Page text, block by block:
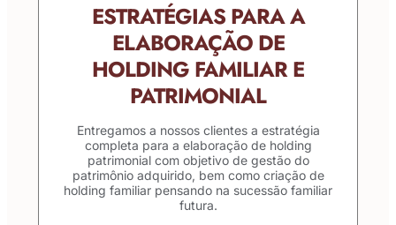
ESTRATÉGIAS PARA A
ELABORAÇÃO DE
HOLDING FAMILIAR E
PATRIMONIAL
Entregamos a nossos clientes a estratégia
completa para a elaboração de holding
patrimonial com objetivo de gestão do
patrimônio adquirido, bem como criação de
holding familiar pensando na sucessão familiar
futura.